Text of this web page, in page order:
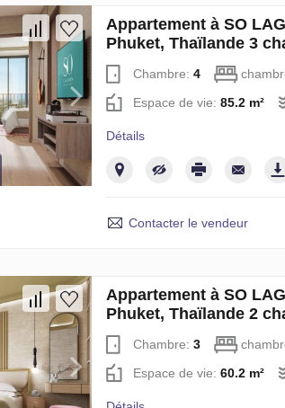
Appartement à SO
Phuket, Thaïlande 3
Chambre: 4
Espace de vie: 85.2 m²
Détails
Contacter le vendeur
Appartement à SO
Phuket, Thaïlande 2
Chambre: 3
Espace de vie: 60.2 m²